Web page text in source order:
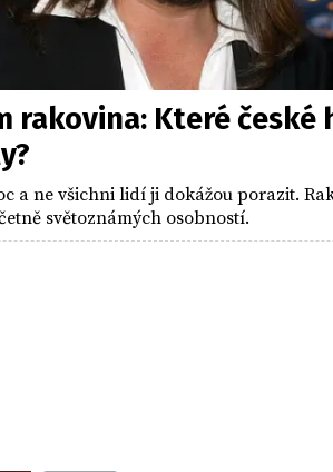
rakovina: Které české
a ne všichni lidí ji dokážou porazit.
světoznámých osobností.